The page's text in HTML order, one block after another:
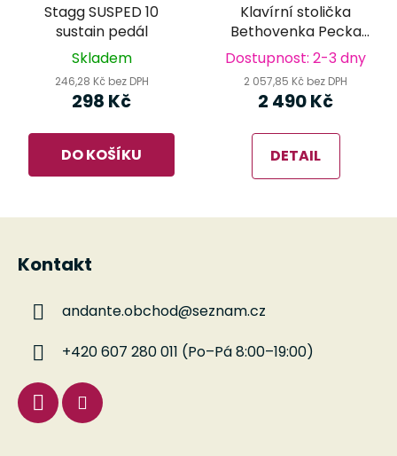
Stagg SUSPED 10
sustain pedál
Skladem
246,28 Kč bez DPH
298 Kč
DO KOŠÍKU
Klavírní stolička
Bethovenka Pecka
PPB-016 WM (white
mat)
Dostupnost: 2-3 dny
2 057,85 Kč bez DPH
2 490 Kč
DETAIL
Z
Kontakt
andante.obchod@seznam.cz
+420 607 280 011 (Po–Pá 8:00–19:00)